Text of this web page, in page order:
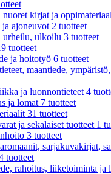
nuoret kirjat ja
ajoneuvot 2 tuotteet
urheilu, ulkoilu 3 tuotteet
tuotteet
ja hoitotyö 6 tuotteet
maantiede,
ja luonnontieteet 4
ja lomat 7 tuotteet
31 tuotteet
ja sekalaiset tuotteet 1
3 tuotteet
sarjakuvakirjat,
tuotteet
rahoitus, liiketoiminta ja